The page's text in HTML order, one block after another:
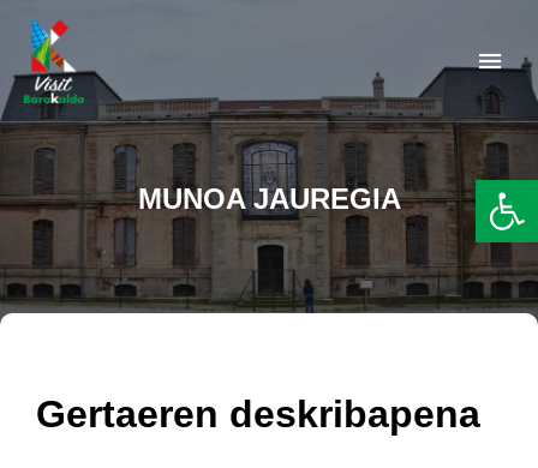
VISIT BARAKALDO
Barakaldo Turismo
MUNOA JAUREGIA
Gertaeren deskribapena